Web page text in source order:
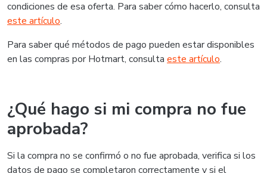
condiciones de esa oferta. Para saber cómo hacerlo, consulta
este artículo.
Para saber qué métodos de pago pueden estar disponibles
en las compras por Hotmart, consulta este artículo.
¿Qué hago si mi compra no fue
aprobada?
Si la compra no se confirmó o no fue aprobada, verifica si los
datos de pago se completaron correctamente y si el